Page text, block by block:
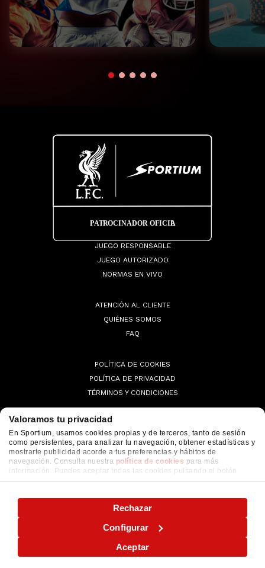
Valoramos tu privacidad
En Sportium, usamos cookies propias y de terceros, tanto de sesión
como persistentes, para analizar tu navegación, obtener estadísticas y
mostrarte publicidad acorde a tus preferencias y hábitos de
navegación. Consulta nuestra política de cookies para más
información. Puedes aceptar todas las cookies pulsando el botón
"ACEPTAR" o configurarlas o rechazar su uso pulsando el botón
Aceptar
Configurar
Rechazar
JUEGO RESPONSABLE
JUEGO AUTORIZADO
NORMAS EN VIVO
ATENCIÓN AL CLIENTE
QUIÉNES SOMOS
FAQ
POLÍTICA DE COOKIES
POLÍTICA DE PRIVACIDAD
TÉRMINOS Y CONDICIONES
© 2026 Sportium. All Rights Reserved.